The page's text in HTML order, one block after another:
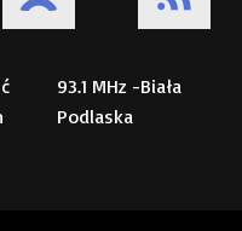
93.1 MHz -Biała
Podlaska